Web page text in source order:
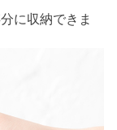
に収納できま